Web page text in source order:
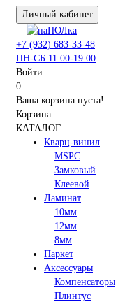
Личный кабинет
+7 (932) 683-33-48
ПН-СБ 11:00-19:00
Войти
0
Ваша корзина пуста!
Корзина
КАТАЛОГ
Кварц-винил
MSPC
Замковый
Клеевой
Ламинат
10мм
12мм
8мм
Паркет
Аксессуары
Компенсаторы
Плинтус